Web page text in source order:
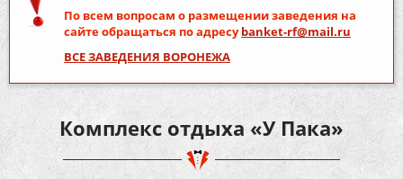
По всем вопросам о размещении заведения на
сайте обращаться по адресуbanket-rf@mail.ru
ВСЕ ЗАВЕДЕНИЯ ВОРОНЕЖА
Комплекс отдыха «У Пака»